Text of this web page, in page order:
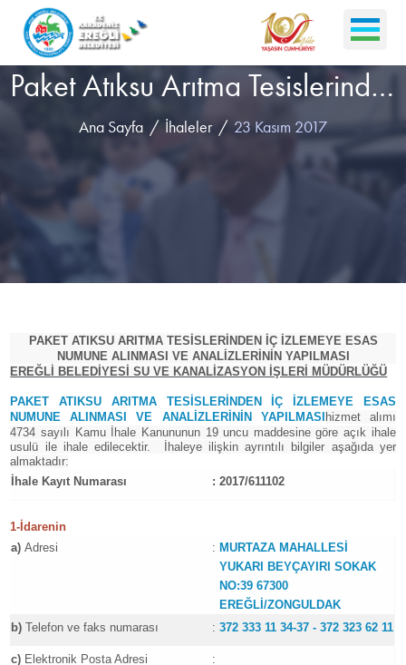
Paket Atıksu Arıtma Tesislerinden İç İzlemeye Esas Numune Alınması Ve Analizlerinin Yapılması
Ana Sayfa İhaleler 23 Kasım 2017
PAKET ATIKSU ARITMA TESİSLERİNDEN İÇ İZLEMEYE ESAS
NUMUNE ALINMASI VE ANALİZLERİNİN YAPILMASI
EREĞLİ BELEDİYESİ SU VE KANALİZASYON İŞLERİ MÜDÜRLÜĞÜ
PAKET ATIKSU ARITMA TESİSLERİNDEN İÇ İZLEMEYE ESAS
NUMUNE ALINMASI VE ANALİZLERİNİN YAPILMASI hizmet alımı
4734 sayılı Kamu İhale Kanununun 19 uncu maddesine göre açık ihale
usulü ile ihale edilecektir. İhaleye ilişkin ayrıntılı bilgiler aşağıda yer
almaktadır:
İhale Kayıt Numarası
: 2017/611102
1-İdarenin
a) Adresi : MURTAZA MAHALLESİ
YUKARI BEYÇAYIRI SOKAK
NO:39 67300
EREĞLİ/ZONGULDAK
b) Telefon ve faks numarası : 372 333 11 34-37 - 372 323 62 11
c) Elektronik Posta Adresi :